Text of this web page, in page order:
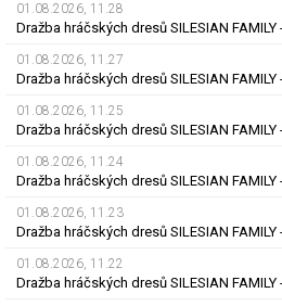
01.08.2026, 11.28
Dražba hráčských dresů SILESIAN
01.08.2026, 11.27
Dražba hráčských dresů SILESIAN FAMILY
01.08.2026, 11.25
Dražba hráčských dresů SILESIAN FAMILY
01.08.2026, 11.24
Dražba hráčských dresů SILESIAN
01.08.2026, 11.23
01.08.2026, 11.22
Dražba hráčských dresů SILESIAN